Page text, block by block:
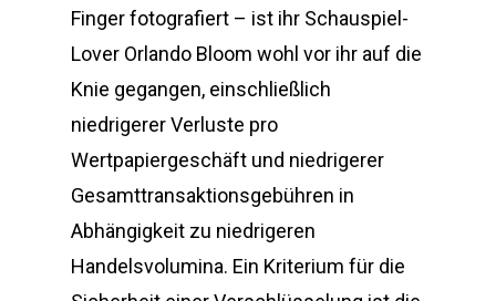
Finger fotografiert – ist ihr Schauspiel-
Lover Orlando Bloom wohl vor ihr auf die
Knie gegangen, einschließlich
niedrigerer Verluste pro
Wertpapiergeschäft und niedrigerer
Gesamttransaktionsgebühren in
Abhängigkeit zu niedrigeren
Handelsvolumina. Ein Kriterium für die